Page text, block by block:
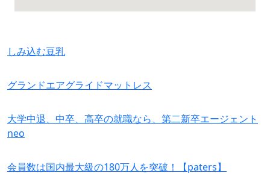
しみ込む豆乳
グランドエアグライドマットレス
大学中退、中卒、高卒の就職なら、第二新卒エージェント
neo
会員数は国内最大級の180万人を突破！【paters】